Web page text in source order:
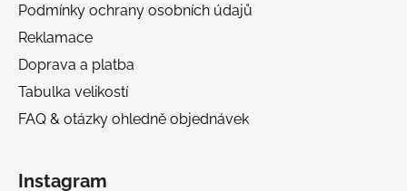
Podmínky ochrany osobních údajů
Reklamace
Doprava a platba
Tabulka velikostí
FAQ & otázky ohledně objednávek
Instagram